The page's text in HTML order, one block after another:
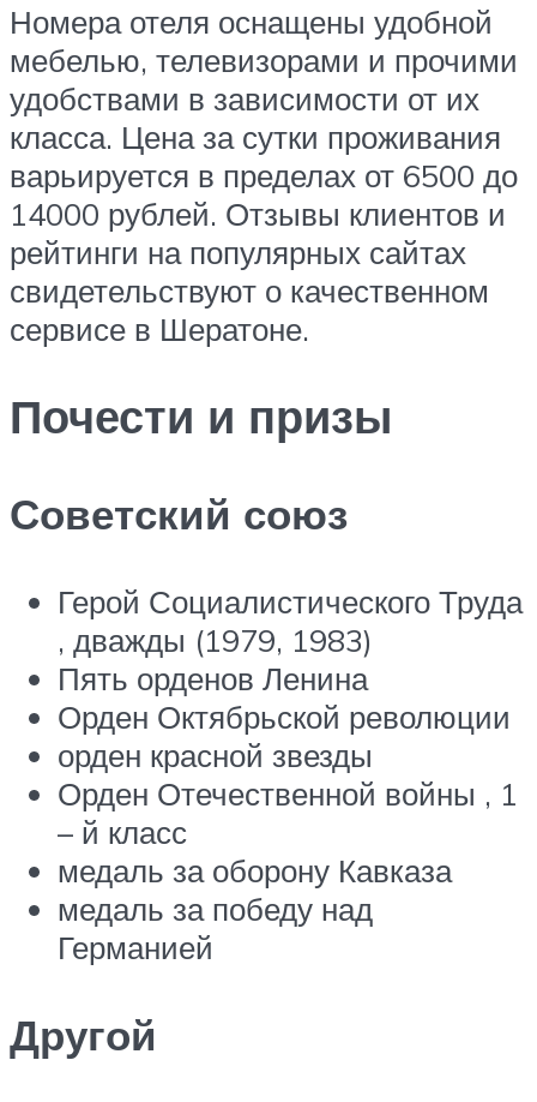
Номера отеля оснащены удобной
мебелью, телевизорами и прочими
удобствами в зависимости от их
класса. Цена за сутки проживания
варьируется в пределах от 6500 до
14000 рублей. Отзывы клиентов и
рейтинги на популярных сайтах
свидетельствуют о качественном
сервисе в Шератоне.
Почести и призы
Советский союз
Герой Социалистического Труда
, дважды (1979, 1983)
Пять орденов Ленина
Орден Октябрьской революции
орден красной звезды
Орден Отечественной войны , 1
– й класс
медаль за оборону Кавказа
медаль за победу над
Германией
Другой